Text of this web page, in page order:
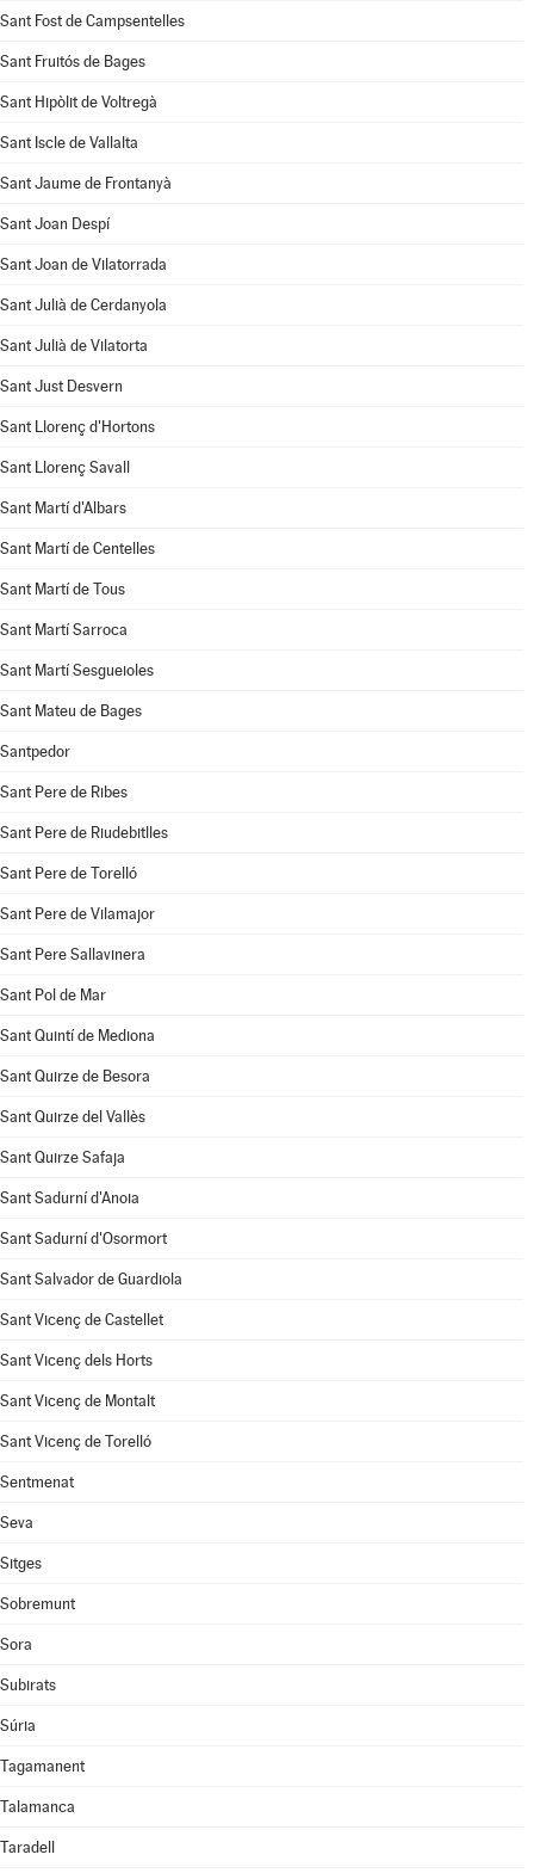
Sant Fost de Campsentelles
Sant Fruitós de Bages
Sant Hipòlit de Voltregà
Sant Iscle de Vallalta
Sant Jaume de Frontanyà
Sant Joan Despí
Sant Joan de Vilatorrada
Sant Julià de Cerdanyola
Sant Julià de Vilatorta
Sant Just Desvern
Sant Llorenç d'Hortons
Sant Llorenç Savall
Sant Martí d'Albars
Sant Martí de Centelles
Sant Martí de Tous
Sant Martí Sarroca
Sant Martí Sesgueioles
Sant Mateu de Bages
Santpedor
Sant Pere de Ribes
Sant Pere de Riudebitlles
Sant Pere de Torelló
Sant Pere de Vilamajor
Sant Pere Sallavinera
Sant Pol de Mar
Sant Quintí de Mediona
Sant Quirze de Besora
Sant Quirze del Vallès
Sant Quirze Safaja
Sant Sadurní d'Anoia
Sant Sadurní d'Osormort
Sant Salvador de Guardiola
Sant Vicenç de Castellet
Sant Vicenç dels Horts
Sant Vicenç de Montalt
Sant Vicenç de Torelló
Sentmenat
Seva
Sitges
Sobremunt
Sora
Subirats
Súria
Tagamanent
Talamanca
Taradell